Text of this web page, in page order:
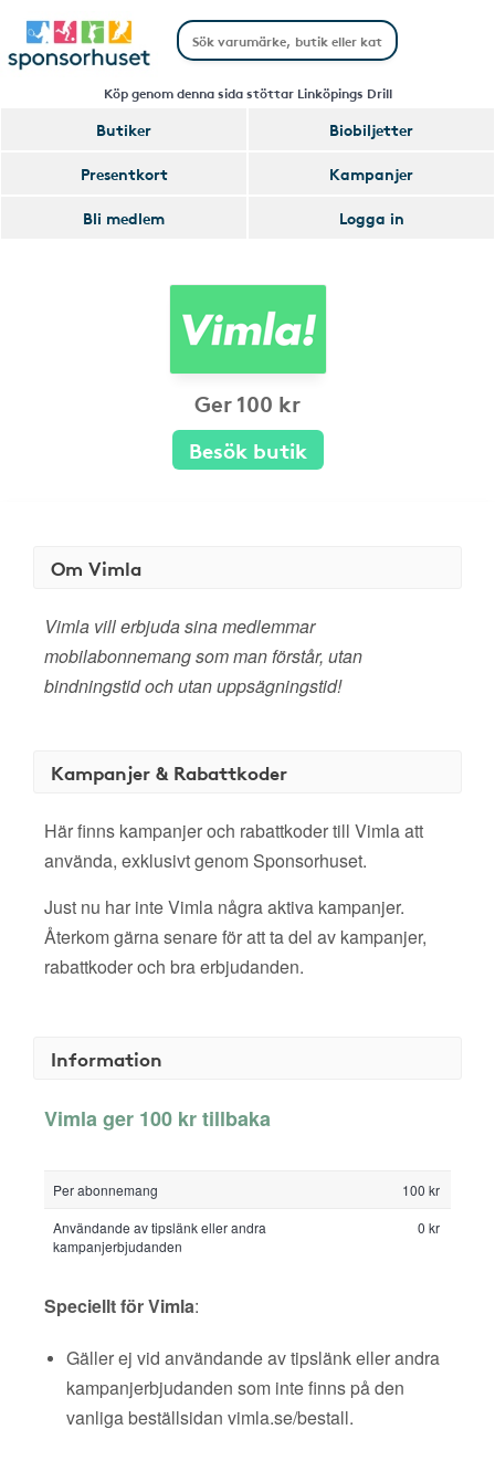
Köp genom denna sida stöttar Linköpings Drill
Butiker
Biobiljetter
Presentkort
Kampanjer
Bli medlem
Logga in
Ger 100 kr
Besök butik
Om Vimla
Vimla vill erbjuda sina medlemmar
mobilabonnemang som man förstår, utan
bindningstid och utan uppsägningstid!
Kampanjer & Rabattkoder
Här finns kampanjer och rabattkoder till Vimla att
använda, exklusivt genom Sponsorhuset.
Just nu har inte Vimla några aktiva kampanjer.
Återkom gärna senare för att ta del av kampanjer,
rabattkoder och bra erbjudanden.
Information
Vimla ger 100 kr tillbaka
Per abonnemang
100 kr
Användande av tipslänk eller andra
kampanjerbjudanden
0 kr
Speciellt för Vimla:
Gäller ej vid användande av tipslänk eller andra
kampanjerbjudanden som inte finns på den
vanliga beställsidan vimla.se/bestall.